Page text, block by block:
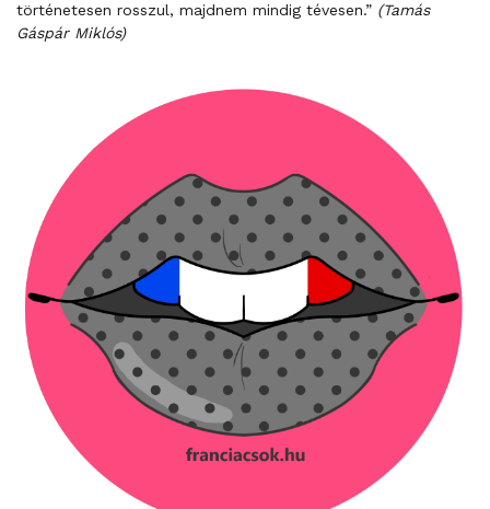
történetesen rosszul, majdnem mindig tévesen.” (Tamás
Gáspár Miklós)